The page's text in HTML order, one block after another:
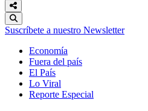
Suscríbete a nuestro Newsletter
Economía
Fuera del país
El País
Lo Viral
Reporte Especial